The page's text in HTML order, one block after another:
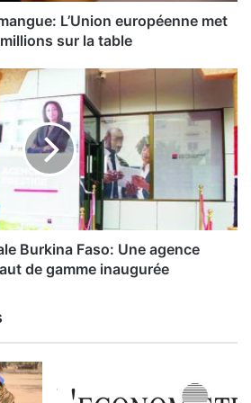
L’Union européenne met
sur la table
Burkina Faso: Une agence
de gamme inaugurée